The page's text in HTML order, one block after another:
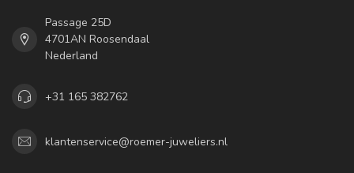
Passage 25D
4701AN Roosendaal
Nederland
+31 165 382762
klantenservice@roemer-juweliers.nl